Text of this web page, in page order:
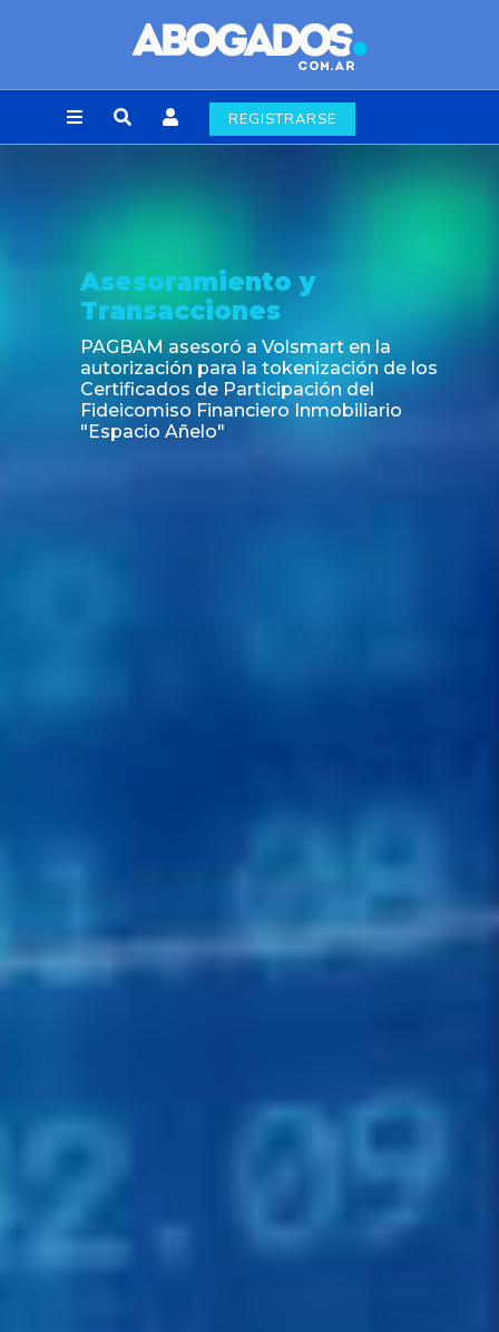
REGISTRARSE
Asesoramiento y
Transacciones
PAGBAM asesoró a Volsmart en la
autorización para la tokenización de los
Certificados de Participación del
Fideicomiso Financiero Inmobiliario
"Espacio Añelo"